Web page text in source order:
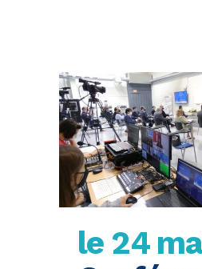
le 24